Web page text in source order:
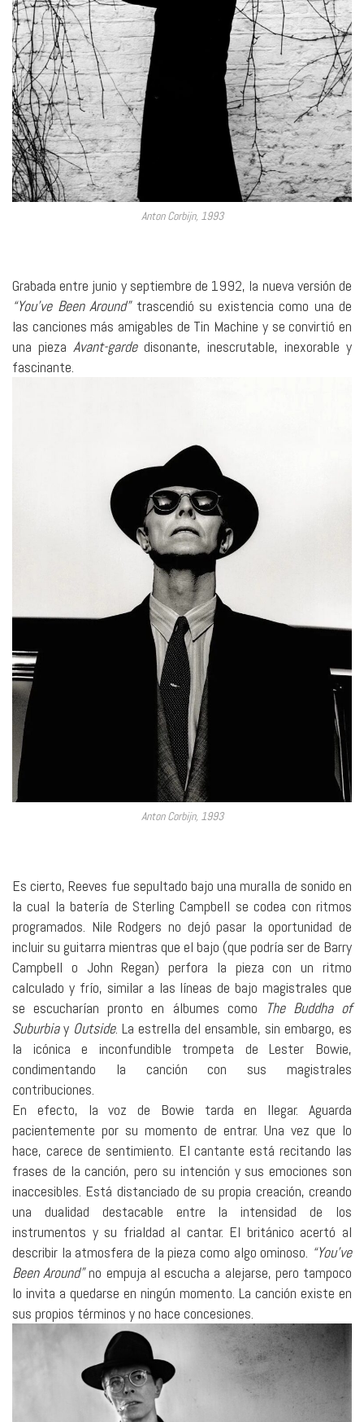
Anton Corbijn, 1993
Grabada entre junio y septiembre de 1992, la nueva versión de
“You’ve Been Around”trascendió su existencia como una de
las canciones más amigables de Tin Machine y se convirtió en
una pieza Avant-gardedisonante, inescrutable, inexorable y
fascinante.
Anton Corbijn, 1993
Es cierto, Reeves fue sepultado bajo una muralla de sonido en
la cual la batería de Sterling Campbell se codea con ritmos
programados. Nile Rodgers no dejó pasar la oportunidad de
incluir su guitarra mientras que el bajo (que podría ser de Barry
Campbell o John Regan) perfora la pieza con un ritmo
calculado y frío, similar a las líneas de bajo magistrales que
se escucharían pronto en álbumes como
The Buddha of
Suburbiay Outside. La estrella del ensamble, sin embargo, es
la icónica e inconfundible trompeta de Lester Bowie,
condimentando la canción con sus magistrales
contribuciones.
En efecto, la voz de Bowie tarda en llegar. Aguarda
pacientemente por su momento de entrar. Una vez que lo
hace, carece de sentimiento. El cantante está recitando las
frases de la canción, pero su intención y sus emociones son
inaccesibles. Está distanciado de su propia creación, creando
una dualidad destacable entre la intensidad de los
instrumentos y su frialdad al cantar. El británico acertó al
describir la atmosfera de la pieza como algo ominoso. “You’ve
Been Around”no empuja al escucha a alejarse, pero tampoco
lo invita a quedarse en ningún momento. La canción existe en
sus propios términos y no hace concesiones.